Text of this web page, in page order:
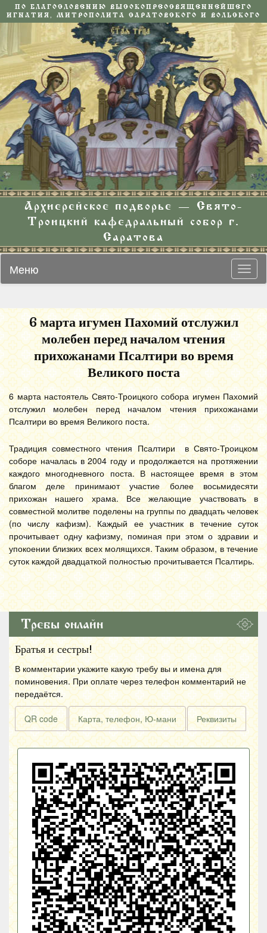
ПО БЛАГОСЛОВЕНИЮ ВЫСОКОПРЕОСВЯЩЕННЕЙШЕГО
ИГНАТИЯ, МИТРОПОЛИТА САРАТОВСКОГО И ВОЛЬСКОГО
Архиерейское подворье — Свято-
Троицкий кафедральный собор г.
Саратова
Меню
6 марта игумен Пахомий отслужил
молебен перед началом чтения
прихожанами Псалтири во время
Великого поста
6 марта настоятель Свято-Троицкого собора игумен Пахомий
отслужил молебен перед началом чтения прихожанами
Псалтири во время Великого поста.
Традиция совместного чтения Псалтири в Свято-Троицком
соборе началась в 2004 году и продолжается на протяжении
каждого многодневного поста. В настоящее время в этом
благом деле принимают участие более восьмидесяти
прихожан нашего храма. Все желающие участвовать в
совместной молитве поделены на группы по двадцать человек
(по числу кафизм). Каждый ее участник в течение суток
прочитывает одну кафизму, поминая при этом о здравии и
упокоении близких всех молящихся. Таким образом, в течение
суток каждой двадцаткой полностью прочитывается Псалтирь.
Требы онлайн
Братья и сестры!
В комментарии укажите какую требу вы и имена для
поминовения. При оплате через телефон комментарий не
передаётся.
QR code Карта, телефон, Ю-мани Реквизиты